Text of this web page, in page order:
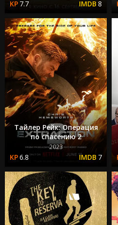
7.7 8
Тайлер Рейк: Операция
по спасению 2
2023
6.8 7